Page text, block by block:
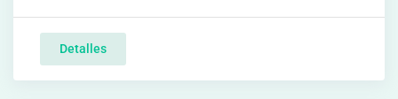
Detalles